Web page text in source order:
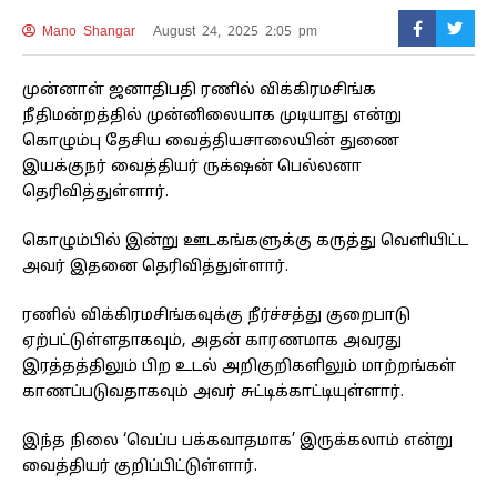
Mano Shangar August 24, 2025 2:05 pm
முன்னாள் ஜனாதிபதி ரணில் விக்கிரமசிங்க
நீதிமன்றத்தில் முன்னிலையாக முடியாது என்று
கொழும்பு தேசிய வைத்தியசாலையின் துணை
இயக்குநர் வைத்தியர் ருக்‌ஷன் பெல்லனா
தெரிவித்துள்ளார்.
கொழும்பில் இன்று ஊடகங்களுக்கு கருத்து வெளியிட்ட
அவர் இதனை தெரிவித்துள்ளார்.
ரணில் விக்கிரமசிங்கவுக்கு நீர்ச்சத்து குறைபாடு
ஏற்பட்டுள்ளதாகவும், அதன் காரணமாக அவரது
இரத்தத்திலும் பிற உடல் அறிகுறிகளிலும் மாற்றங்கள்
காணப்படுவதாகவும் அவர் சுட்டிக்காட்டியுள்ளார்.
இந்த நிலை ‘வெப்ப பக்கவாதமாக’ இருக்கலாம் என்று
வைத்தியர் குறிப்பிட்டுள்ளார்.